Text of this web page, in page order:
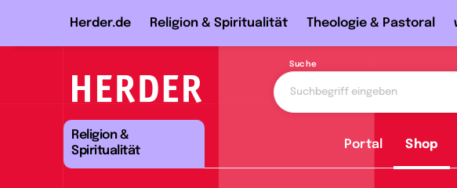
Herder.de Religion & Spiritualität Theologie & Pastoral
Suche
Religion &
Spiritualität
Portal Shop